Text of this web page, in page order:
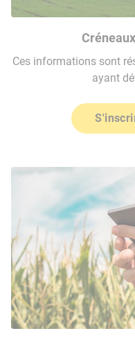
Ces informations sont
ayant